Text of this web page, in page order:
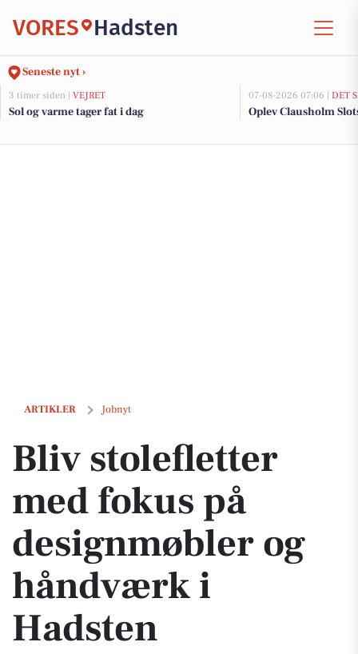
VORES Hadsten
Seneste nyt ›
3 timer siden | VEJRET
Sol og varme tager fat i dag
07-08-2026 07:06 | DET
Oplev Clausholm
ARTIKLER Jobnyt
Bliv stolefletter med fokus på designmøbler og håndværk i Hadsten
Bliv stolefletter
med fokus på
designmøbler og
håndværk i
Hadsten